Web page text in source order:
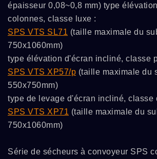
épaisseur 0,08~0,8 mm) type
colonnes, classe luxe :
SPS VTS SL71 (taille maximale du
750x1060mm)
type élévation d'écran incliné, classe
SPS VTS XP57/p (taille maximale du
550x750mm)
type de levage d'écran incliné, classe
SPS VTS XP71 (taille maximale du
750x1060mm)
Série de sécheurs à convoyeur SPS